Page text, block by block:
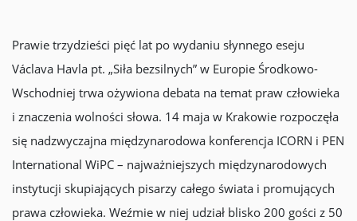
Prawie trzydzieści pięć lat po wydaniu słynnego eseju
Václava Havla pt. „Siła bezsilnych” w Europie Środkowo-
Wschodniej trwa ożywiona debata na temat praw człowieka
i znaczenia wolności słowa. 14 maja w Krakowie rozpoczęła
się nadzwyczajna międzynarodowa konferencja ICORN i PEN
International WiPC – najważniejszych międzynarodowych
instytucji skupiających pisarzy całego świata i promujących
prawa człowieka. Weźmie w niej udział blisko 200 gości z 50